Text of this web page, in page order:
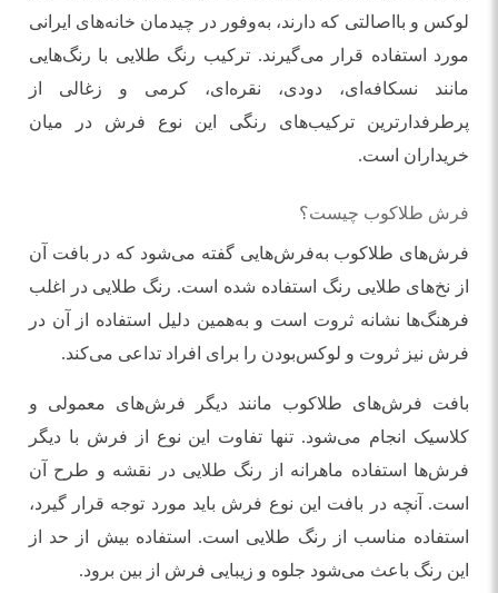
لوکس و بااصالتی که دارند، به‌وفور در چیدمان خانه‌های ایرانی
مورد استفاده قرار می‌گیرند. ترکیب رنگ طلایی با رنگ‌هایی
مانند نسکافه‌ای، دودی، نقره‌ای، کرمی و زغالی از
پرطرفدارترین ترکیب‌های رنگی این نوع فرش در میان
خریداران است.
فرش طلاکوب چیست؟
فرش‌های طلاکوب به‌فرش‌هایی گفته می‌شود که در بافت آن
از نخ‌های طلایی رنگ استفاده شده است. رنگ طلایی در اغلب
فرهنگ‌ها نشانه‌ ثروت است و به‌همین دلیل استفاده از آن در
فرش نیز ثروت و لوکس‌بودن را برای افراد تداعی می‌کند.
بافت فرش‌های طلاکوب مانند دیگر فرش‌های معمولی و
کلاسیک انجام می‌شود. تنها تفاوت این نوع از فرش با دیگر
فرش‌ها استفاده ماهرانه از رنگ طلایی در نقشه و طرح آن
است. آنچه در بافت این نوع فرش باید مورد توجه قرار گیرد،
استفاده مناسب از رنگ طلایی است. استفاده بیش از حد از
این رنگ باعث می‌شود جلوه و زیبایی فرش از بین برود.